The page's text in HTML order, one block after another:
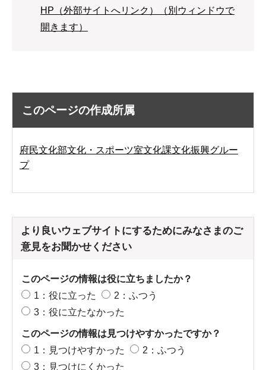
HP（外部サイトへリンク）（別ウィンドウで
開きます）
このページの作成所属
府民文化部文化・スポーツ室文化課文化振興グルー
プ
より良いウェブサイトにするためにみなさまのご
意見をお聞かせください
このページの情報は役に立ちましたか？
1：役に立った
2：ふつう
3：役に立たなかった
このページの情報は見つけやすかったですか？
1：見つけやすかった
2：ふつう
3：見つけにくかった